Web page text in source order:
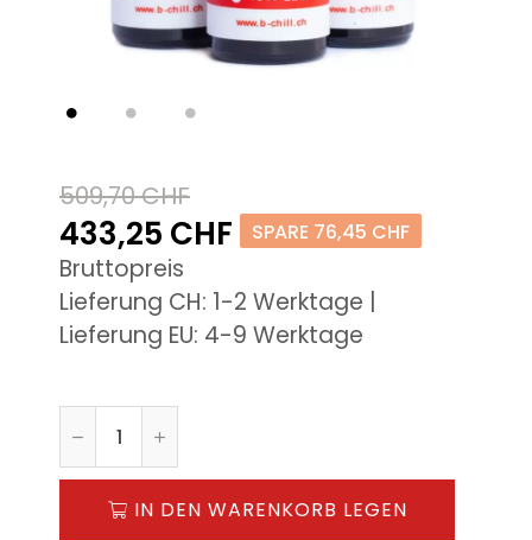
509,70 CHF
433,25 CHF SPARE 76,45 CHF
Bruttopreis
Lieferung CH: 1-2 Werktage |
Lieferung EU: 4-9 Werktage
IN DEN WARENKORB LEGEN